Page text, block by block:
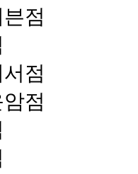
점
점
점